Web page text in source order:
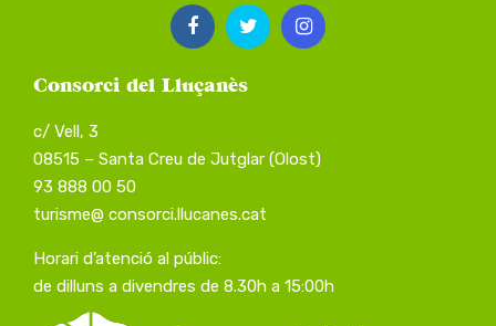
Consorci del Lluçanès
c/ Vell, 3
08515 – Santa Creu de Jutglar (Olost)
93 888 00 50
turisme@ consorci.llucanes.cat
Horari d’atenció al públic:
de dilluns a divendres de 8.30h a 15:00h